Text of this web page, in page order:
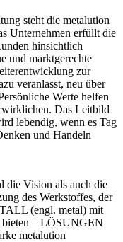
steht die metalution
Unternehmen erfüllt die
hinsichtlich
und marktgerechte
zur
veranlasst, neu über
Werte helfen
Das Leitbild
lebendig, wenn es Tag
und Handeln
die Vision als auch die
des Werkstoffes, der
(engl. metal) mit
bieten – LÖSUNGEN
metalution